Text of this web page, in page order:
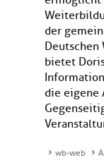
der
bietet
die eigene
wb-web